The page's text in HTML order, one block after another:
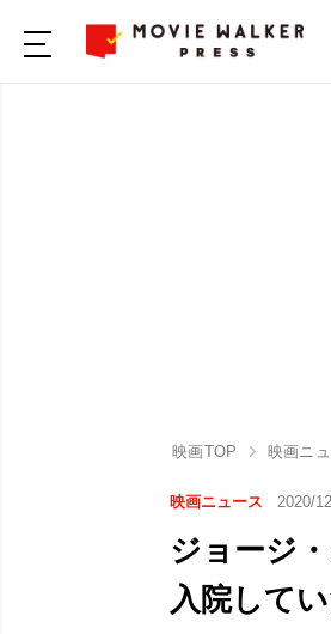
映画TOP 映画ニ
映画ニュース 2020/
ジョージ
入院して